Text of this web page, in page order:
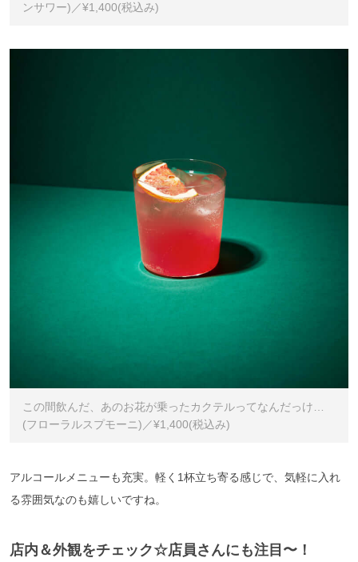
ンサワー)／¥1,400(税込み)
この間飲んだ、あのお花が乗ったカクテルってなんだっけ…
(フローラルスプモーニ)／¥1,400(税込み)
アルコールメニューも充実。軽く1杯立ち寄る感じで、気軽に入れ
る雰囲気なのも嬉しいですね。
店内＆外観をチェック☆店員さんにも注目〜！